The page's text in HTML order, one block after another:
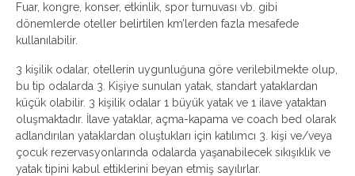
Fuar, kongre, konser, etkinlik, spor turnuvası vb. gibi
dönemlerde oteller belirtilen km’lerden fazla mesafede
kullanılabilir.
3 kişilik odalar, otellerin uygunluğuna göre verilebilmekte olup,
bu tip odalarda 3. Kişiye sunulan yatak, standart yataklardan
küçük olabilir. 3 kişilik odalar 1 büyük yatak ve 1 ilave yataktan
oluşmaktadır. İlave yataklar, açma-kapama ve coach bed olarak
adlandırılan yataklardan oluştukları için katılımcı 3. kişi ve/veya
çocuk rezervasyonlarında odalarda yaşanabilecek sıkışıklık ve
yatak tipini kabul ettiklerini beyan etmiş sayılırlar.